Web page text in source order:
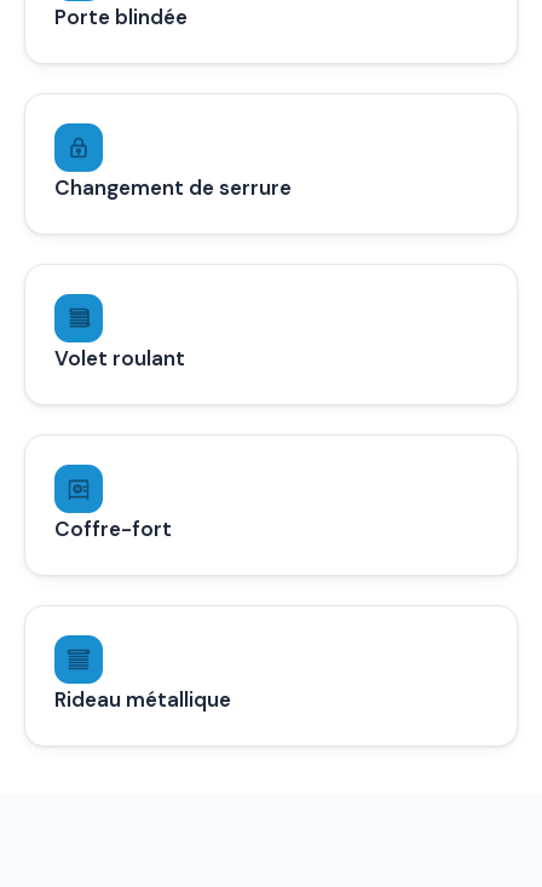
Porte blindée
Changement de serrure
Volet roulant
Coffre-fort
Rideau métallique